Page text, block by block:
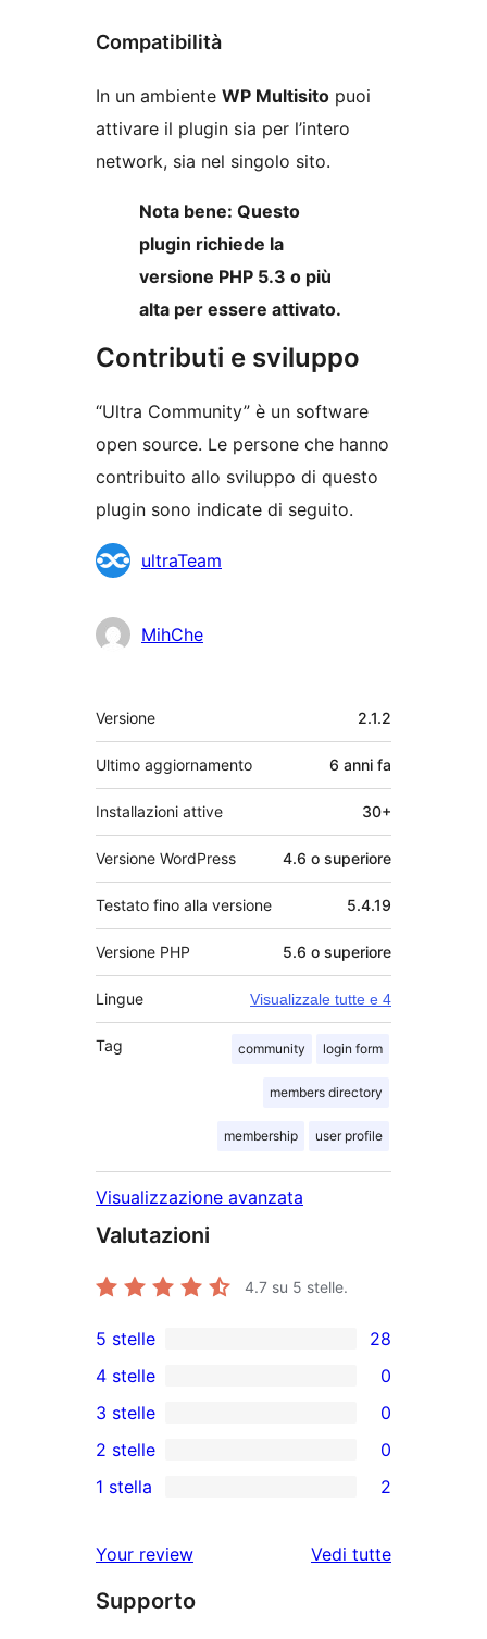
Compatibilità
In un ambiente WP Multisito puoi
attivare il plugin sia per l’intero
network, sia nel singolo sito.
Nota bene: Questo
plugin richiede la
versione PHP 5.3 o più
alta per essere attivato.
Contributi e sviluppo
“Ultra Community” è un software
open source. Le persone che hanno
contribuito allo sviluppo di questo
plugin sono indicate di seguito.
Collaboratori
ultraTeam
MihChe
Meta
Versione 2.1.2
Ultimo aggiornamento 6 anni fa
Installazioni attive 30+
Versione WordPress 4.6 o superiore
Testato fino alla versione 5.4.19
Versione PHP 5.6 o superiore
Lingue Visualizzale tutte e 4
Tag community login form
members directory
membership user profile
Visualizzazione avanzata
Valutazioni
4.7 su 5 stelle.
28
recensioni
a
5-
stelle
5 stelle 28
recensioni
a
4-
4 stelle 0
0
recensioni
a
stelle
3 stelle 0
recensioni
2-
stelle
2 stelle 0
a
1-
1 stella 2
Your review Vedi tuttele
Supporto